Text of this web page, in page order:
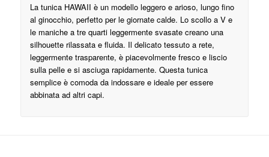
La tunica HAWAII è un modello leggero e arioso, lungo fino
al ginocchio, perfetto per le giornate calde. Lo scollo a V e
le maniche a tre quarti leggermente svasate creano una
silhouette rilassata e fluida. Il delicato tessuto a rete,
leggermente trasparente, è piacevolmente fresco e liscio
sulla pelle e si asciuga rapidamente. Questa tunica
semplice è comoda da indossare e ideale per essere
abbinata ad altri capi.